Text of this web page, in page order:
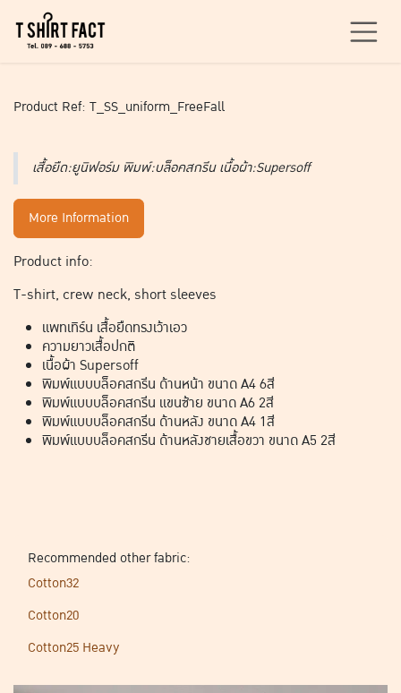
Skip to Content
Product Ref: T_SS_uniform_FreeFall
เสื้อยืด:ยูนิฟอร์ม พิมพ์:บล็อคสกรีน เนื้อผ้า:Supersoff
More Information
Product info:
T-shirt, crew neck, short sleeves
แพทเทิร์น เสื้อยืดทรงเว้าเอว
ความยาวเสื้อปกติ
เนื้อผ้า Supersoff
พิมพ์แบบบล็อคสกรีน ด้านหน้า ขนาด A4 6สี
พิมพ์แบบบล็อคสกรีน แขนซ้าย ขนาด A6 2สี
พิมพ์แบบบล็อคสกรีน ด้านหลัง ขนาด A4 1สี
พิมพ์แบบบล็อคสกรีน ด้านหลังชายเสื้อขวา ขนาด A5 2สี
Recommended other fabric:
Cotton32
Cotton20
Cotton25 Heavy